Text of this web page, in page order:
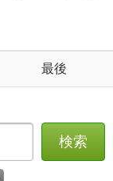
最後
検索